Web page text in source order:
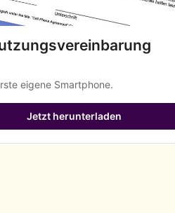
eigene Smartphone.
Jetzt herunterladen